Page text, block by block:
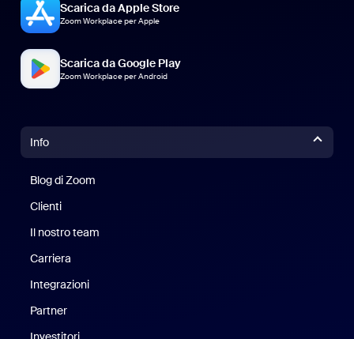
Scarica da Apple Store
Zoom Workplace per Apple
Scarica da Google Play
Zoom Workplace per Android
Info
Blog di Zoom
Clienti
Il nostro team
Carriera
Integrazioni
Partner